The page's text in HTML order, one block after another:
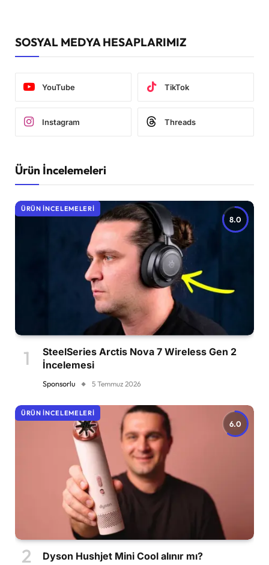
SOSYAL MEDYA HESAPLARIMIZ
YouTube TikTok
Instagram Threads
Ürün İncelemeleri
8.0
ÜRÜN İNCELEMELERI
SteelSeries Arctis Nova 7 Wireless Gen 2
İncelemesi
Sponsorlu 5 Temmuz 2026
6.0
ÜRÜN İNCELEMELERI
Dyson Hushjet Mini Cool alınır mı?